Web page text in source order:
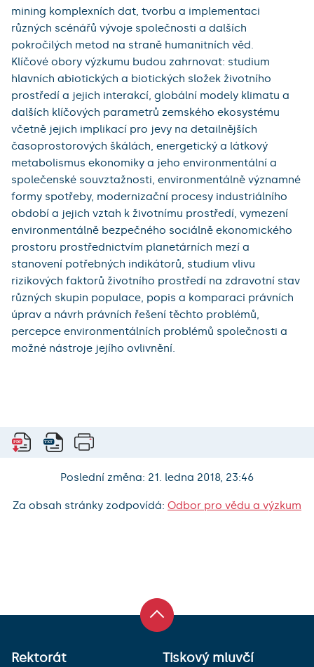
mining komplexních dat, tvorbu a implementaci
různých scénářů vývoje společnosti a dalších
pokročilých metod na straně humanitních věd.
Klíčové obory výzkumu budou zahrnovat: studium
hlavních abiotických a biotických složek životního
prostředí a jejich interakcí, globální modely klimatu a
dalších klíčových parametrů zemského ekosystému
včetně jejich implikací pro jevy na detailnějších
časoprostorových škálách, energetický a látkový
metabolismus ekonomiky a jeho environmentální a
společenské souvztažnosti, environmentálně významné
formy spotřeby, modernizační procesy industriálního
období a jejich vztah k životnímu prostředí, vymezení
environmentálně bezpečného sociálně ekonomického
prostoru prostřednictvím planetárních mezí a
stanovení potřebných indikátorů, studium vlivu
rizikových faktorů životního prostředí na zdravotní stav
různých skupin populace, popis a komparaci právních
úprav a návrh právních řešení těchto problémů,
percepce environmentálních problémů společnosti a
možné nástroje jejího ovlivnění.
Poslední změna: 21. ledna 2018, 23:46
Za obsah stránky zodpovídá: Odbor pro vědu a výzkum
Rektorát Tiskový mluvčí